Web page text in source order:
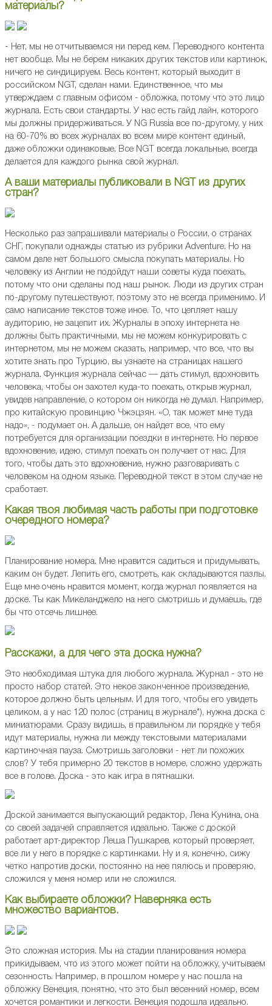
материалы?
- Нет, мы не отчитываемся ни перед кем. Переводного контента
нет вообще. Мы не берем никаких других текстов или картинок,
ничего не синдицируем. Весь контент, который выходит в
российском NGT, сделан нами. Единственное, что мы
утверждаем с главным офисом - обложка, потому что это лицо
журнала. Есть свои стандарты. У нас есть гайд лайн, которого
мы должны придерживаться. У NG Russia все по-другому, у них
на 60-70% во всех журналах во всем мире контент единый,
даже обложки одинаковые. Все NGT всегда локальные, всегда
делается для каждого рынка свой журнал.
А ваши материалы публиковали в NGT из других
стран?
Несколько раз запрашивали материалы о России, о странах
СНГ, покупали однажды статью из рубрики Adventure. Но на
самом деле нет большого смысла покупать материалы. Но
человеку из Англии не подойдут наши советы куда поехать,
потому что они сделаны под наш рынок. Люди из других стран
по-другому путешествуют, поэтому это не всегда применимо. И
само написание текстов тоже иное. То, что цепляет нашу
аудиторию, не зацепит их. Журналы в эпоху интернета не
должны быть практичными, мы не можем конкурировать с
интернетом, мы не можем сказать, например, что все, что вы
хотите знать про Турцию, вы узнаете на страницах нашего
журнала. Функция журнала сейчас — дать стимул, вдохновить
человека, чтобы он захотел куда-то поехать, открыв журнал,
увидев направление, о котором он никогда не думал. Например,
про китайскую провинцию Чжэцзян. «О, так может мне туда
надо», - подумает он. А дальше, он найдет все, что ему
потребуется для организации поездки в интернете. Но первое
вдохновение, идею, стимул поехать он получает от нас. Для
того, чтобы дать это вдохновение, нужно разговаривать с
человеком на одном языке. Переводной текст в этом случае не
сработает.
Какая твоя любимая часть работы при подготовке
очередного номера?
Планирование номера. Мне нравится садиться и придумывать,
каким он будет. Лепить его, смотреть, как складываются пазлы.
Еще мне очень нравится момент, когда журнал появляется на
доске. Ты как Микеланджело на него смотришь и думаешь, где
бы что отсечь лишнее.
Расскажи, а для чего эта доска нужна?
Это необходимая штука для любого журнала. Журнал - это не
просто набор статей. Это некое законченное произведение,
которое должно быть цельным. И для того, чтобы его увидеть
целиком, а у нас 120 полос (страниц в журнале*), нужна доска с
миниатюрами. Сразу видишь, в правильном ли порядке у тебя
идут материалы, нужна ли между текстовыми материалами
картиночная пауза. Смотришь заголовки - нет ли похожих
слов? У тебя примерно 20 текстов в номере, сложно удержать
все в голове. Доска - это как игра в пятнашки.
Доской занимается выпускающий редактор, Лена Кунина, она
со своей задачей справляется идеально. Также с доской
работает арт-директор Леша Пушкарев, который проверяет,
все ли у него в порядке с картинками. Ну и я, конечно, сижу
четко напротив доски, постоянно на нее пялюсь и проверяю,
сложился у меня номер или не сложился.
Как выбираете обложки? Наверняка есть
множество вариантов.
Это сложная история. Мы на стадии планирования номера
прикидываем, что из этого может пойти на обложку, учитываем
сезонность. Например, в прошлом номере у нас пошла на
обложку Венеция, понятно, что это был весенний номер, всем
хочется романтики и легкости. Венеция подошла идеально.